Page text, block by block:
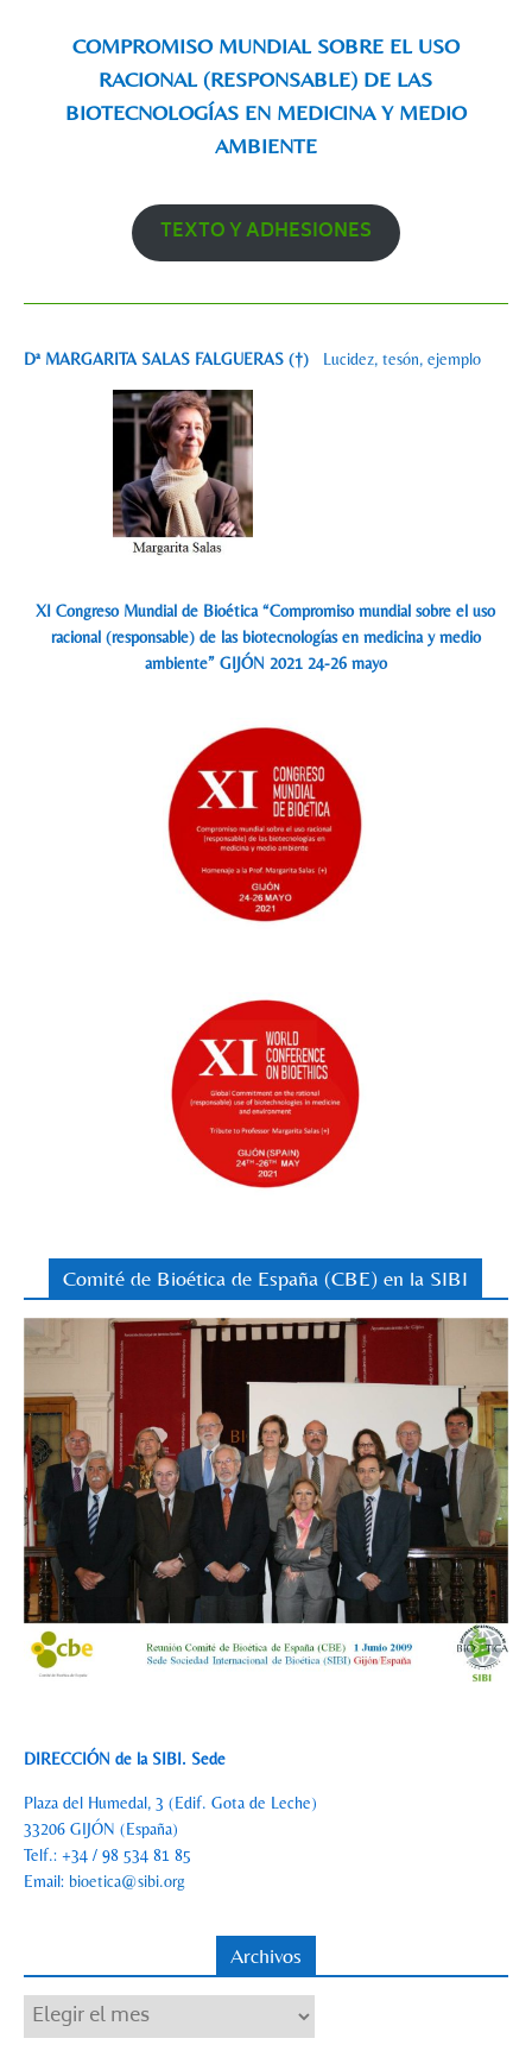
COMPROMISO MUNDIAL SOBRE EL USO
RACIONAL (RESPONSABLE) DE LAS
BIOTECNOLOGÍAS EN MEDICINA Y MEDIO
AMBIENTE
TEXTO Y ADHESIONES
Dª MARGARITA SALAS FALGUERAS (†) Lucidez, tesón, ejemplo
XI Congreso Mundial de Bioética “Compromiso mundial sobre el uso
racional (responsable) de las biotecnologías en medicina y medio
ambiente” GIJÓN 2021 24-26 mayo
Comité de Bioética de España (CBE) en la SIBI
DIRECCIÓN de la SIBI. Sede
Plaza del Humedal, 3 (Edif. Gota de Leche)
33206 GIJÓN (España)
Telf.: +34 / 98 534 81 85
Email: bioetica@sibi.org
Archivos
Archivos